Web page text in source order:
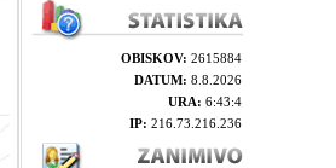
OBISKOV: 2615884
DATUM: 8.8.2026
URA: 6:43:4
IP: 216.73.216.236